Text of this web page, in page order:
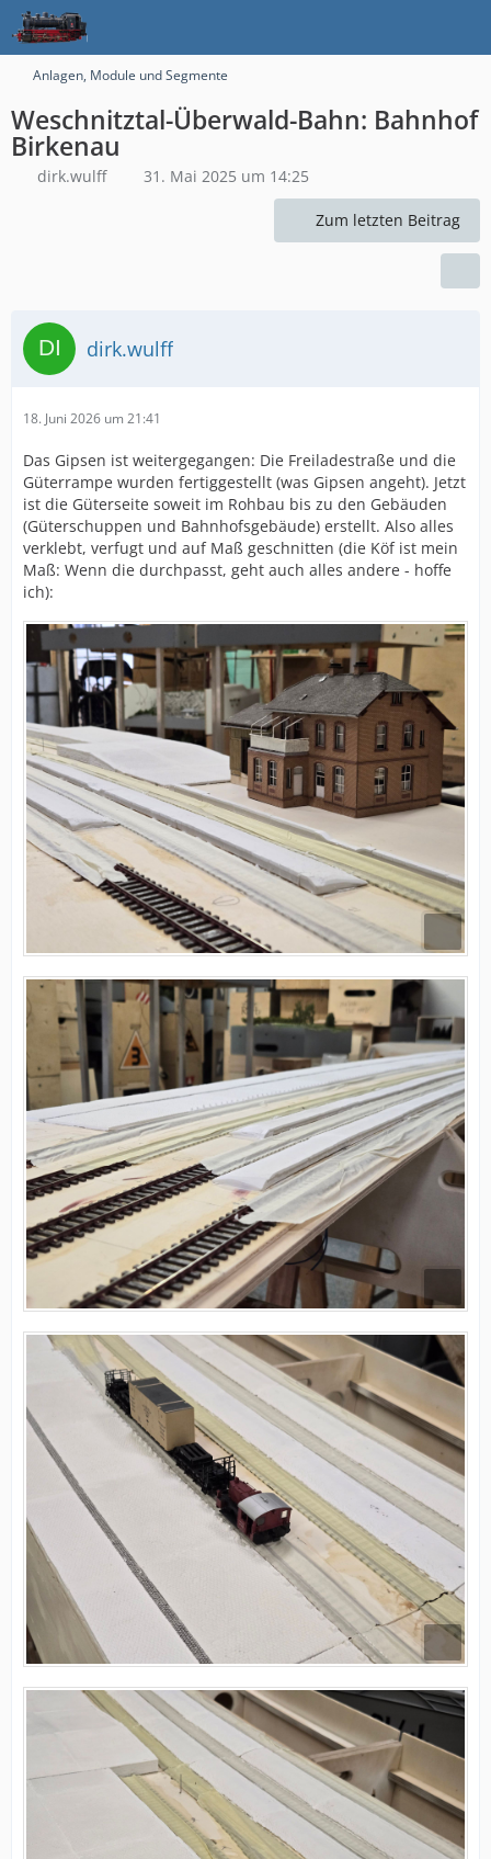
Anlagen, Module und Segmente
Weschnitztal-Überwald-Bahn: Bahnhof
Birkenau
dirk.wulff 31. Mai 2025 um 14:25
Zum letzten Beitrag
dirk.wulff
18. Juni 2026 um 21:41
Das Gipsen ist weitergegangen: Die Freiladestraße und die
Güterrampe wurden fertiggestellt (was Gipsen angeht). Jetzt
ist die Güterseite soweit im Rohbau bis zu den Gebäuden
(Güterschuppen und Bahnhofsgebäude) erstellt. Also alles
verklebt, verfugt und auf Maß geschnitten (die Köf ist mein
Maß: Wenn die durchpasst, geht auch alles andere - hoffe
ich):